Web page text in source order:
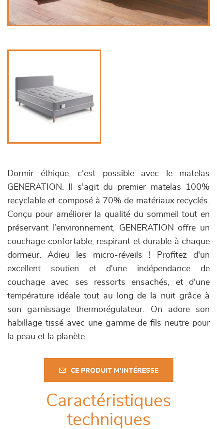
Dormir éthique, c'est possible avec le matelas
GENERATION. Il s'agit du premier matelas 100%
recyclable et composé à 70% de matériaux recyclés.
Conçu pour améliorer la qualité du sommeil tout en
préservant l’environnement, GENERATION offre un
couchage confortable, respirant et durable à chaque
dormeur. Adieu les micro-réveils ! Profitez d'un
excellent soutien et d'une indépendance de
couchage avec ses ressorts ensachés, et d'une
température idéale tout au long de la nuit grâce à
son garnissage thermorégulateur. On adore son
habillage tissé avec une gamme de fils neutre pour
la peau et la planète.
CE PRODUIT M'INTÉRESSE
Caractéristiques
techniques